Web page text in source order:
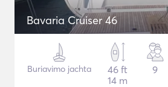
Bavaria Cruiser 46
Buriavimo jachta
46 ft
14 m
9